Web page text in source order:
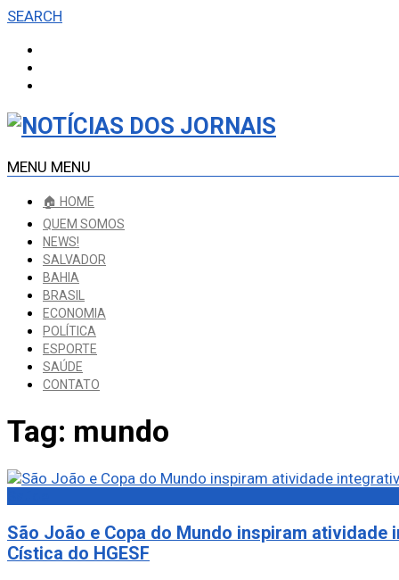
SEARCH
MENU MENU
🏠 HOME
QUEM SOMOS
NEWS!
SALVADOR
BAHIA
BRASIL
ECONOMIA
POLÍTICA
ESPORTE
SAÚDE
CONTATO
Tag: mundo
São João e Copa do Mundo inspiram
Cística do HGESF